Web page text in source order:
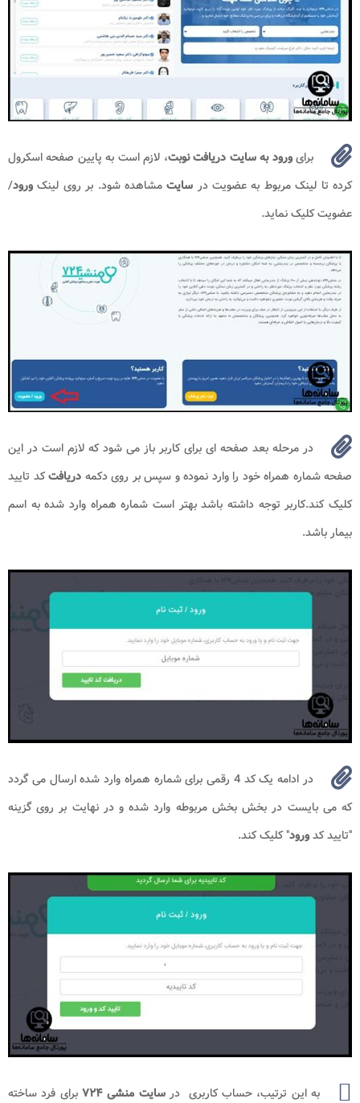
برایورود به سایت دریافت نوبت، لازم است به پایین صفحه اسکرول
کرده تا لینک مربوط به عضویت در سایتمشاهده شود. بر روی لینک ورود/
عضویت کلیک نماید.
در مرحله بعد صفحه ای برای کاربر باز می شود که لازم است در این
صفحه شماره همراه خود را وارد نموده و سپس بر روی دکمه دریافتکد تایید
کلیک کند.کاربر توجه داشته باشد بهتر است شماره همراه وارد شده به اسم
بیمار باشد.
در ادامه یک کد 4 رقمی برای شماره همراه وارد شده ارسال می گردد
که می بایست در بخش بخش مربوطه وارد شده و در نهایت بر روی گزینه
"تایید کدورود" کلیک کند.
به این ترتیب، حساب کاربری درسایت منشی ۷۲۴
برای فرد ساخته